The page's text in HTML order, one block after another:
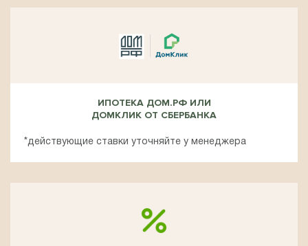
ИПОТЕКА ДОМ.РФ ИЛИ
ДОМКЛИК ОТ СБЕРБАНКА
*действующие ставки уточняйте у менеджера